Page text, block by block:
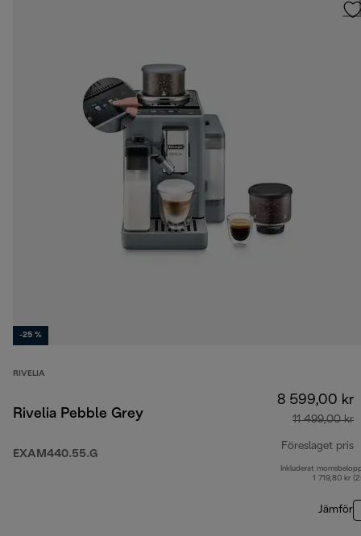
-25 %
RIVELIA
Rivelia Pebble Grey
EXAM440.55.G
8 599,00 kr
11 499,00 kr
Föreslaget pris
Inkluderat
1 719,80 kr
Jämför